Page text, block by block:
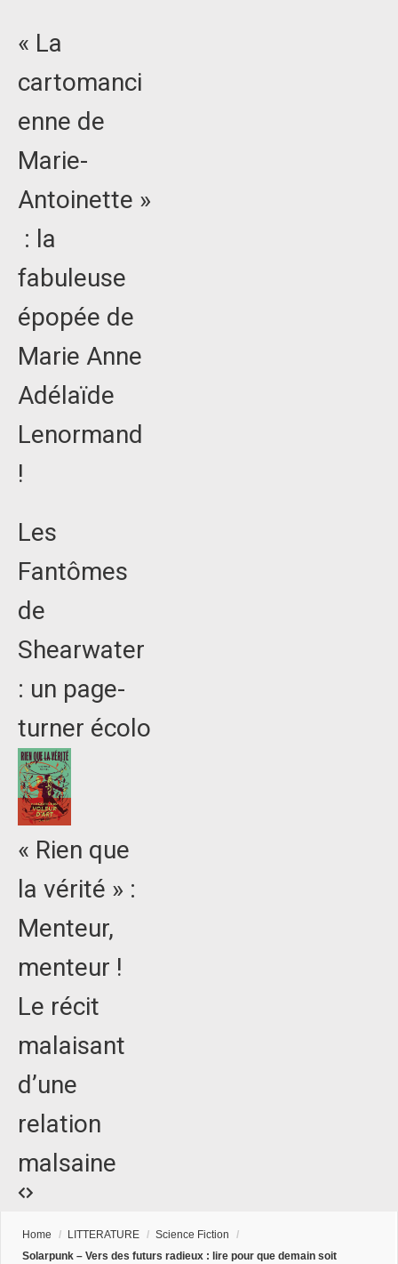
« La
cartomanci
enne de
Marie-
Antoinette »
: la
fabuleuse
épopée de
Marie Anne
Adélaïde
Lenormand
!
Les
Fantômes
de
Shearwater
: un page-
turner écolo
« Rien que
la vérité » :
Menteur,
menteur !
Le récit
malaisant
d’une
relation
malsaine
Home / LITTERATURE / Science Fiction
/
Solarpunk – Vers des futurs radieux : lire pour que demain soit